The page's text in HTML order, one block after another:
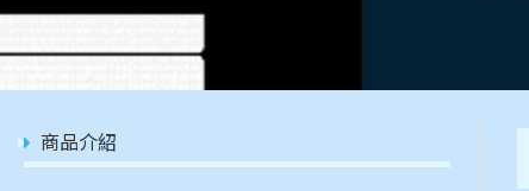
商品介紹